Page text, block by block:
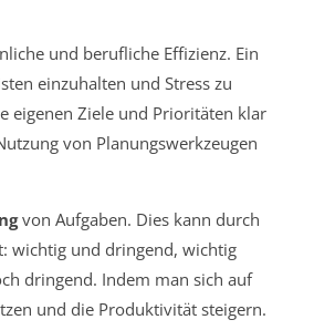
und berufliche Effizienz. Ein
einzuhalten und Stress zu
eigenen Ziele und Prioritäten klar
von Planungswerkzeugen
von Aufgaben. Dies kann durch
wichtig und dringend, wichtig
dringend. Indem man sich auf
und die Produktivität steigern.